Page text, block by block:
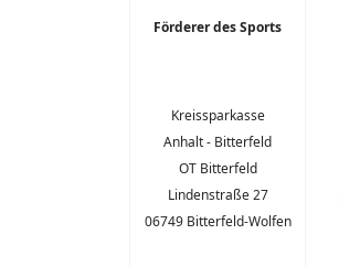
Förderer des Sports
Kreissparkasse
Anhalt - Bitterfeld
OT Bitterfeld
Lindenstraße 27
06749 Bitterfeld-Wolfen